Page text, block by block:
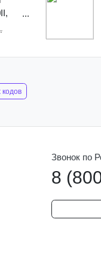
кодов
беспроводной эвотор
для магазинов
атол sb 2103
Звонок по
8